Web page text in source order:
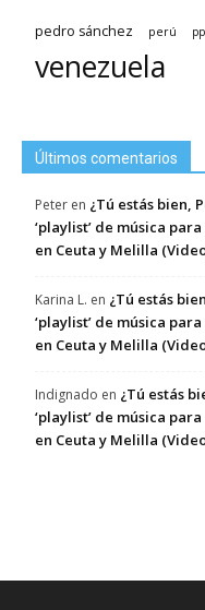
pedro sánchez perú pp
venezuela
Últimos comentarios
Peter en ¿Tú estás bien,
‘playlist’ de música
en Ceuta y Melilla
Karina L. en ¿Tú estás
‘playlist’ de música
en Ceuta y Melilla
Indignado en ¿Tú estás
‘playlist’ de música
en Ceuta y Melilla